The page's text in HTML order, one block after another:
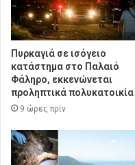
Πυρκαγιά σε ισόγειο
κατάστημα στο Παλαιό
Φάληρο, εκκενώνεται
προληπτικά πολυκατοικία
9 ώρες πρίν